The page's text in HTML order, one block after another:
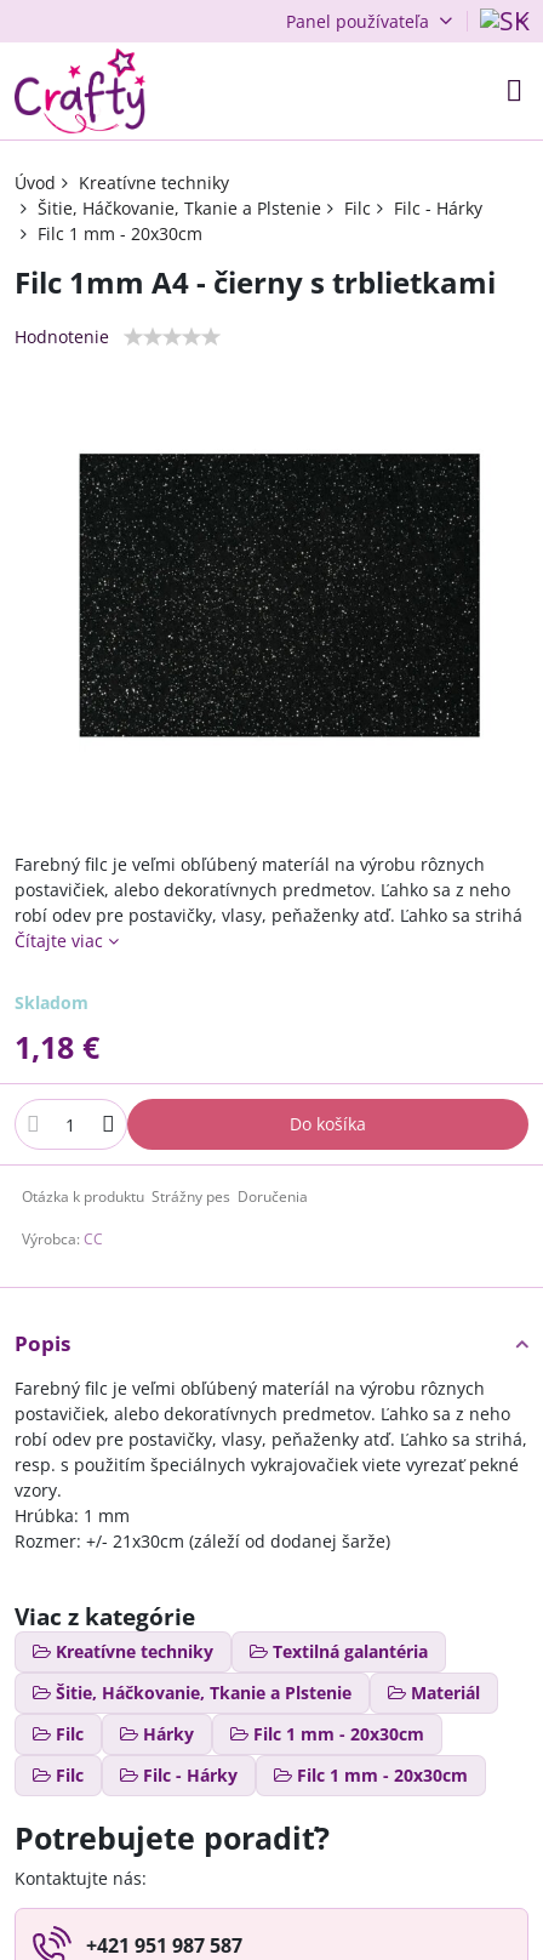
Panel používateľa
Úvod
Kreatívne techniky
Šitie, Háčkovanie, Tkanie a Plstenie
Filc
Filc - Hárky
Filc 1 mm - 20x30cm
Filc 1mm A4 - čierny s trblietkami
Hodnotenie
Farebný filc je veľmi obľúbený materíál na výrobu rôznych
postavičiek, alebo dekoratívnych predmetov. Ľahko sa z neho
robí odev pre postavičky, vlasy, peňaženky atď. Ľahko sa strihá
Čítajte viac
Skladom
1,18 €
Do košíka
Otázka k produktu Strážny pes Doručenia
Výrobca: CC
Popis
Farebný filc je veľmi obľúbený materíál na výrobu rôznych
postavičiek, alebo dekoratívnych predmetov. Ľahko sa z neho
robí odev pre postavičky, vlasy, peňaženky atď. Ľahko sa strihá,
resp. s použitím špeciálnych vykrajovačiek viete vyrezať pekné
vzory.
Hrúbka: 1 mm
Rozmer: +/- 21x30cm (záleží od dodanej šarže)
Viac z kategórie
Kreatívne techniky
Textilná galantéria
Šitie, Háčkovanie, Tkanie a Plstenie
Materiál
Filc
Hárky
Filc 1 mm - 20x30cm
Filc
Filc - Hárky Filc 1 mm - 20x30cm
Potrebujete poradiť?
Kontaktujte nás:
+421 951 987 587